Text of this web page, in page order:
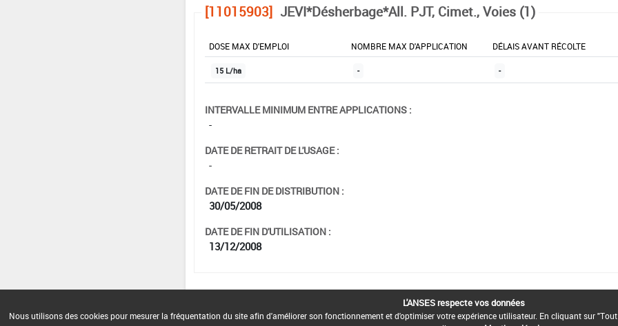
[11015903] JEVI*Désherbage*All. PJT, Cimet., Voies (1)
DOSE MAX D'EMPLOI NOMBRE MAX D'APPLICATION DÉLAIS AVANT RÉCOLTE
15 L/ha - -
INTERVALLE MINIMUM ENTRE APPLICATIONS :
-
DATE DE RETRAIT DE L'USAGE :
-
DATE DE FIN DE DISTRIBUTION :
30/05/2008
DATE DE FIN D'UTILISATION :
13/12/2008
L'ANSES respecte vos données
Nous utilisons des cookies pour mesurer la fréquentation du site afin d'améliorer son fonctionnement et d'optimiser votre expérience utilisateur. En cliquant sur